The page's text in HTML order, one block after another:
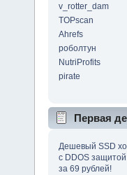
v_rotter_dam
TOPscan
Ahrefs
роболтун
NutriProfits
pirate
Первая
Дешевый SSD
с DDOS
за 69 рублей!